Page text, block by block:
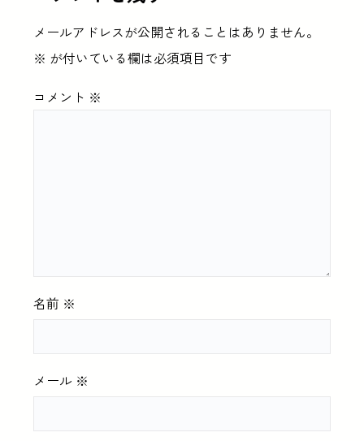
メールアドレスが公開されることはありません。
※ が付いている欄は必須項目です
コメント ※
名前 ※
メール ※